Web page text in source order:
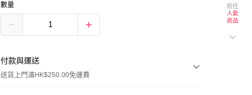
數量
付款與運送
送貨上門滿HK$250.00免運費
前往
人氣
商品